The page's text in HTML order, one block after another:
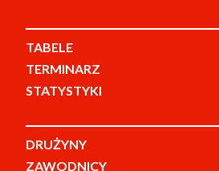
TABELE
TERMINARZ
STATYSTYKI
DRUŻYNY
ZAWODNICY